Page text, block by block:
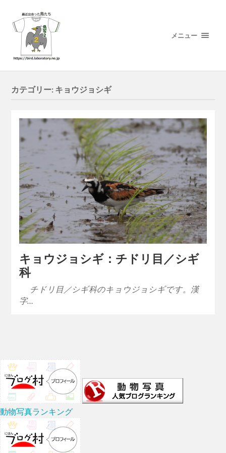
メニュー
カテゴリー: キョウジョシギ
キョウジョシギ：チドリ目／シギ
科
チドリ目／シギ科のキョウジョシギです。漢
字…
動物写真ランキング